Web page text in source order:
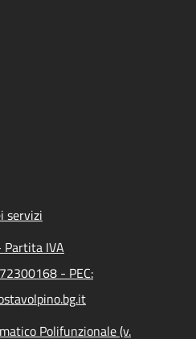
servizi
Partita IVA
- PEC:
Polifunzionale (v.